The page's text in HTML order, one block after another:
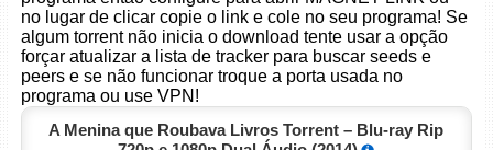
no lugar de clicar copie o link e cole no seu programa! Se
algum torrent não inicia o download tente usar a opção
forçar atualizar a lista de tracker para buscar seeds e
peers e se não funcionar troque a porta usada no
programa ou use VPN!
A Menina que Roubava Livros Torrent – Blu-ray Rip